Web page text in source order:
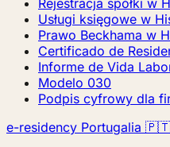
Rejestracja spółki w
Usługi księgowe w
Prawo Beckhama w
Certificado de
Informe de Vida
Modelo 030
Podpis cyfrowy dla
e-residency Portugalia 🇵🇹